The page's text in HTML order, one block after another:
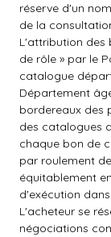
réserve d'un
de la
L'attribution des
de rôle » par le
catalogue
Département
bordereaux des
des catalogues
chaque bon de
par roulement
équitablement
d'exécution
L'acheteur se
négociations